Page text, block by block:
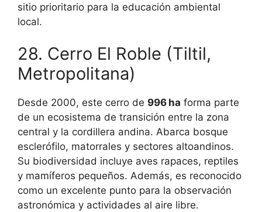
sitio prioritario para la educación ambiental
local.
28. Cerro El Roble (Tiltil,
Metropolitana)
Desde 2000, este cerro de 996 ha forma parte
de un ecosistema de transición entre la zona
central y la cordillera andina. Abarca bosque
esclerófilo, matorrales y sectores altoandinos.
Su biodiversidad incluye aves rapaces, reptiles
y mamíferos pequeños. Además, es reconocido
como un excelente punto para la observación
astronómica y actividades al aire libre.